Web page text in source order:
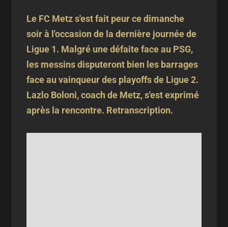
Le FC Metz s'est fait peur ce dimanche
soir à l'occasion de la dernière journée de
Ligue 1. Malgré une défaite face au PSG,
les messins disputeront bien les barrages
face au vainqueur des playoffs de Ligue 2.
Lazlo Boloni, coach de Metz, s'est exprimé
après la rencontre. Retranscription.